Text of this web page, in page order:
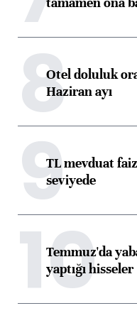
8Otel doluluk
Haziran ayı
9TL mevduat
seviyede
10
Temmuz'da
yaptığı hisseler